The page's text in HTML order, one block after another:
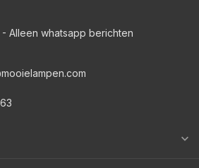
Alleen whatsapp berichten